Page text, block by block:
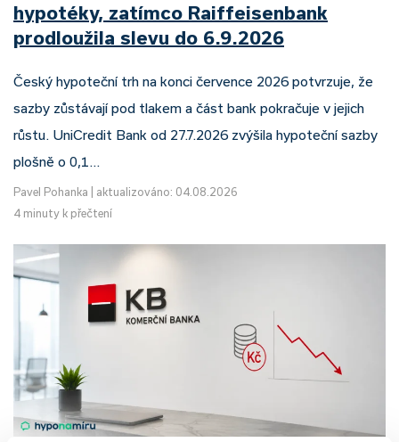
hypotéky, zatímco Raiffeisenbank
prodloužila slevu do 6.9.2026
Český hypoteční trh na konci července 2026 potvrzuje, že
sazby zůstávají pod tlakem a část bank pokračuje v jejich
růstu. UniCredit Bank od 27.7.2026 zvýšila hypoteční sazby
plošně o 0,1…
Pavel Pohanka
aktualizováno: 04.08.2026
4 minuty k přečtení